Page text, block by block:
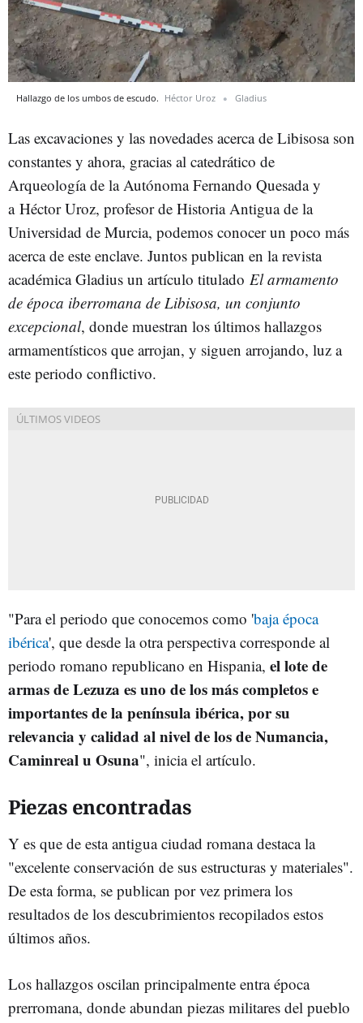
Hallazgo de los umbos de escudo. Héctor Uroz Gladius
Las excavaciones y las novedades acerca de Libisosa son
constantes y ahora, gracias al catedrático de
Arqueología de la Autónoma Fernando Quesada y
a Héctor Uroz, profesor de Historia Antigua de la
Universidad de Murcia, podemos conocer un poco más
acerca de este enclave. Juntos publican en la revista
académica Gladius un artículo titulado El armamento
de época iberromana de Libisosa, un conjunto
excepcional, donde muestran los últimos hallazgos
armamentísticos que arrojan, y siguen arrojando, luz a
este periodo conflictivo.
"Para el periodo que conocemos como 'baja época
ibérica', que desde la otra perspectiva corresponde al
periodo romano republicano en Hispania, el lote de
armas de Lezuza es uno de los más completos e
importantes de la península ibérica, por su
relevancia y calidad al nivel de los de Numancia,
Caminreal u Osuna", inicia el artículo.
Piezas encontradas
Y es que de esta antigua ciudad romana destaca la
"excelente conservación de sus estructuras y materiales".
De esta forma, se publican por vez primera los
resultados de los descubrimientos recopilados estos
últimos años.
Los hallazgos oscilan principalmente entra época
prerromana, donde abundan piezas militares del pueblo